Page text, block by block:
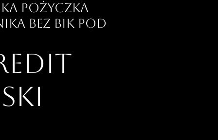
pożyczka
bez BIK pod